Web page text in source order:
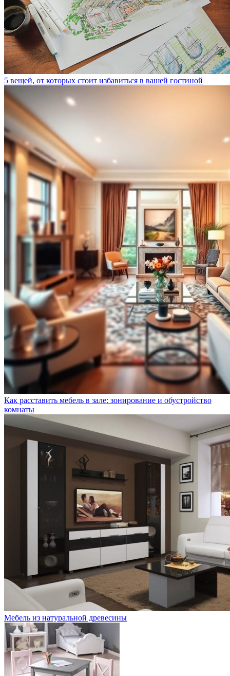
5 вещей, от которых стоит избавиться в вашей гостиной
Как расставить мебель в зале: зонирование и обустройство
комнаты
Мебель из натуральной древесины